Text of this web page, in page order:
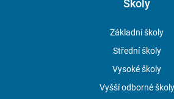
Studijní nabídka školy
Škola nabízí absolventům základních škol
vzdělání ve studijních oborech zakončených
a střední odborné vzdělání v učebních
Školy
Základní školy
Střední školy
Vysoké školy
Vyšší odborné školy